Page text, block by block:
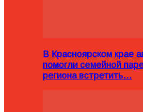
В Красноярском крае
помогли семейной
региона встретить…